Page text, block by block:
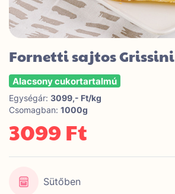
Fornetti sajtos Grissini
Alacsony cukortartalmú
Egységár: 3099,- Ft/kg
Csomagban: 1000g
3099 Ft
Sütőben